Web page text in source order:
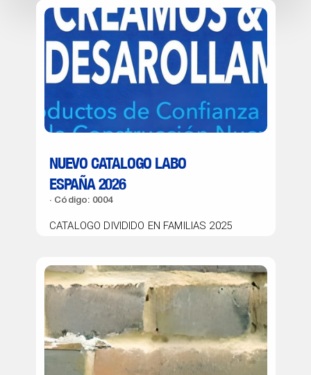
NUEVO CATALOGO LABO
ESPAÑA 2026
Código: 0004
CATALOGO DIVIDIDO EN FAMILIAS 2025